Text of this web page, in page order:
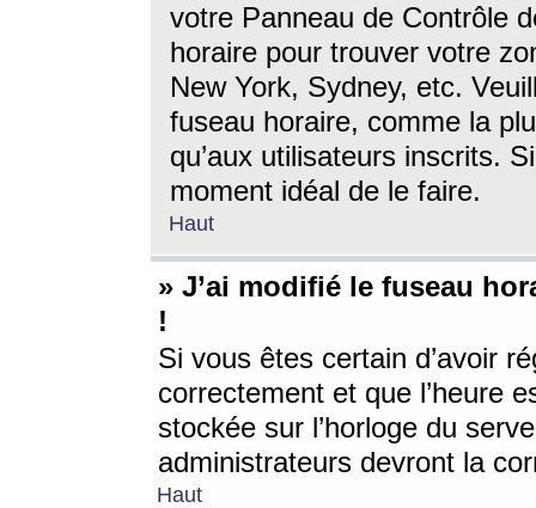
votre Panneau de Contrôle
horaire pour trouver votre
New York, Sydney, etc.
fuseau horaire, comme la
qu’aux utilisateurs inscrits.
moment idéal de le faire.
Haut
» J’ai modifié le fuseau
!
Si vous êtes certain d’avoir
correctement et que l’heure
stockée sur l’horloge du
administrateurs devront la
Haut